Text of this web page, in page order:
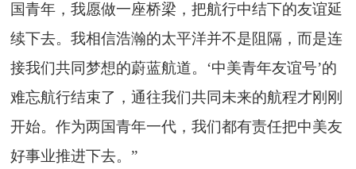
国青年，我愿做一座桥梁，把航行中结下的友谊延
续下去。我相信浩瀚的太平洋并不是阻隔，而是连
接我们共同梦想的蔚蓝航道。‘中美青年友谊号’的
难忘航行结束了，通往我们共同未来的航程才刚刚
开始。作为两国青年一代，我们都有责任把中美友
好事业推进下去。”